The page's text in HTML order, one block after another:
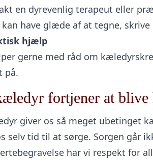
en dyrevenlig terapeut eller
kan have glæde af at tegne,
hjælp
gerne med råd om
på.
fortjener at blive
giver os så meget ubetinget
selv tid til at sørge. Sorgen går
har vi respekt for